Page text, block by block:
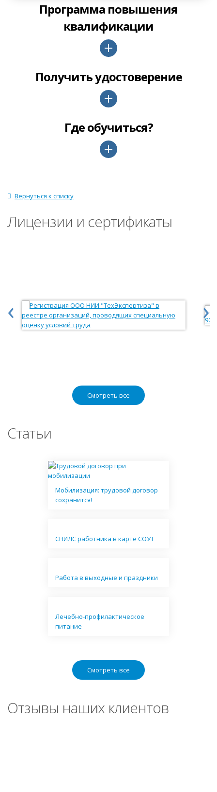
Программа повышения
квалификации
Получить удостоверение
Где обучиться?
Вернуться к списку
Лицензии и сертификаты
‹ ›
Смотреть все
Статьи
Мобилизация: трудовой договор
сохранится!
СНИЛС работника в карте СОУТ
Работа в выходные и праздники
Лечебно-профилактическое
питание
Смотреть все
Отзывы наших клиентов